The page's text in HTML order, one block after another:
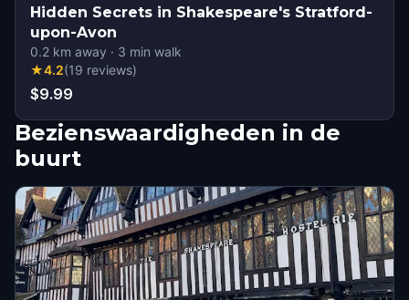
Hidden Secrets in Shakespeare's Stratford-
upon-Avon
0.2 km away · 3 min walk
★4.2(19 reviews)
$9.99
Bezienswaardigheden in de
buurt